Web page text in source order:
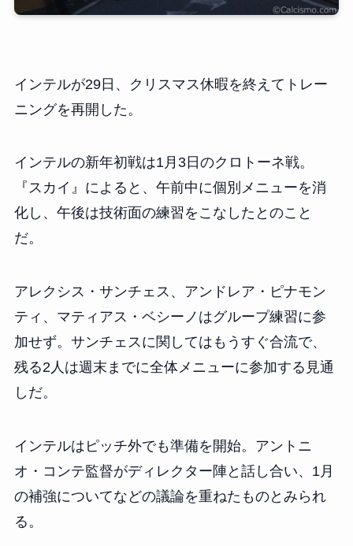
インテルが29日、クリスマス休暇を終えてトレー
ニングを再開した。
インテルの新年初戦は1月3日のクロトーネ戦。
『スカイ』によると、午前中に個別メニューを消
化し、午後は技術面の練習をこなしたとのこと
だ。
アレクシス・サンチェス、アンドレア・ピナモン
ティ、マティアス・ベシーノはグループ練習に参
加せず。サンチェスに関してはもうすぐ合流で、
残る2人は週末までに全体メニューに参加する見通
しだ。
インテルはピッチ外でも準備を開始。アントニ
オ・コンテ監督がディレクター陣と話し合い、1月
の補強についてなどの議論を重ねたものとみられ
る。